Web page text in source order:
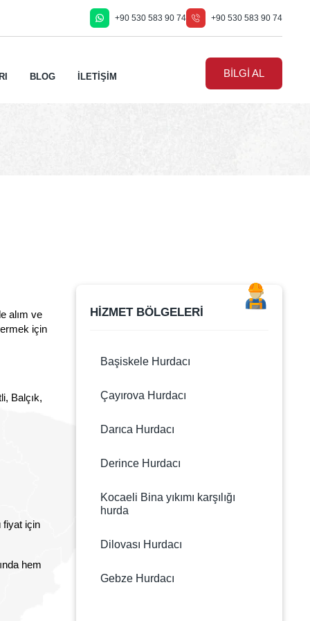
+90 530 583 90 74 +90 530 583 90 74
BLOG İLETİŞİM BİLGİ AL
alım ve
için
Balçık,
fiyat için
hem
HİZMET BÖLGELERİ
Başiskele Hurdacı
Çayırova Hurdacı
Darıca Hurdacı
Derince Hurdacı
Kocaeli Bina yıkımı karşılığı
hurda
Dilovası Hurdacı
Gebze Hurdacı